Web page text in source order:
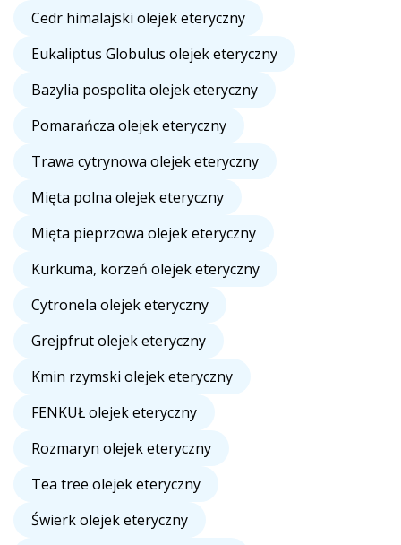
Cedr himalajski olejek eteryczny
Eukaliptus Globulus olejek eteryczny
Bazylia pospolita olejek eteryczny
Pomarańcza olejek eteryczny
Trawa cytrynowa olejek eteryczny
Mięta polna olejek eteryczny
Mięta pieprzowa olejek eteryczny
Kurkuma, korzeń olejek eteryczny
Cytronela olejek eteryczny
Grejpfrut olejek eteryczny
Kmin rzymski olejek eteryczny
FENKUŁ olejek eteryczny
Rozmaryn olejek eteryczny
Tea tree olejek eteryczny
Świerk olejek eteryczny